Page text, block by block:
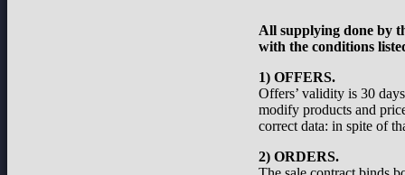
All supplying done by
with the conditions
1) OFFERS.
Offers’ validity is 30
modify products and
correct data: in spite of
2) ORDERS.